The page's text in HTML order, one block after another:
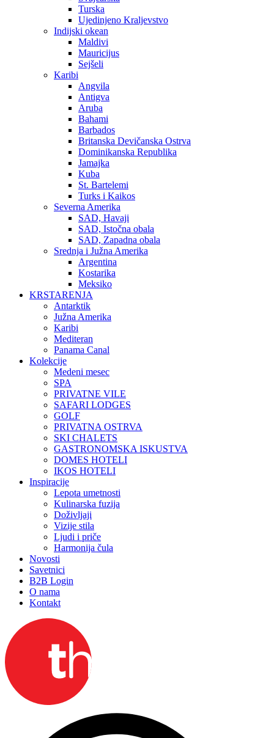
Turska
Ujedinjeno Kraljevstvo
Indijski okean
Maldivi
Mauricijus
Sejšeli
Karibi
Angvila
Antigva
Aruba
Bahami
Barbados
Britanska Devičanska Ostrva
Dominikanska Republika
Jamajka
Kuba
St. Bartelemi
Turks i Kaikos
Severna Amerika
SAD, Havaji
SAD, Istočna obala
SAD, Zapadna obala
Srednja i Južna Amerika
Argentina
Kostarika
Meksiko
KRSTARENJA
Antarktik
Južna Amerika
Karibi
Mediteran
Panama Canal
Kolekcije
Medeni mesec
SPA
PRIVATNE VILE
SAFARI LODGES
GOLF
PRIVATNA OSTRVA
SKI CHALETS
GASTRONOMSKA ISKUSTVA
DOMES HOTELI
IKOS HOTELI
Inspiracije
Lepota umetnosti
Kulinarska fuzija
Doživljaji
Vizije stila
Ljudi i priče
Harmonija čula
Novosti
Savetnici
B2B Login
O nama
Kontakt